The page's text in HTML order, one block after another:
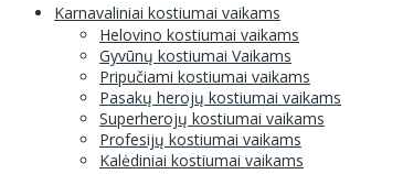
Karnavaliniai kostiumai vaikams
Helovino kostiumai vaikams
Gyvūnų kostiumai Vaikams
Pripučiami kostiumai vaikams
Pasakų herojų kostiumai vaikams
Superherojų kostiumai vaikams
Profesijų kostiumai vaikams
Kalėdiniai kostiumai vaikams